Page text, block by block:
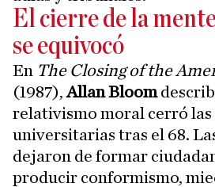
El cierre de la
se equivocó
En The Closing of the
(1987),Allan Bloom
relativismo moral cerró las
universitarias tras el 68.
dejaron de formar
producir conformismo,